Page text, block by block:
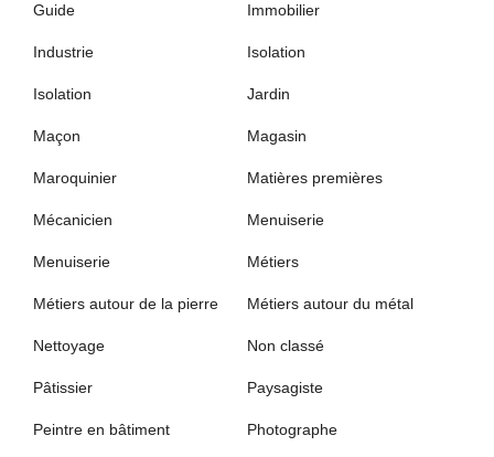
Guide Immobilier
Industrie Isolation
Isolation Jardin
Maçon Magasin
Maroquinier Matières premières
Mécanicien Menuiserie
Menuiserie Métiers
Métiers autour de la pierre Métiers autour du métal
Nettoyage Non classé
Pâtissier Paysagiste
Peintre en bâtiment Photographe